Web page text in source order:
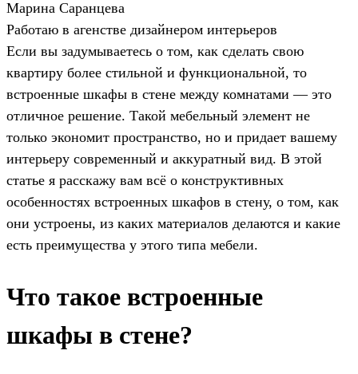
Марина Саранцева
Работаю в агенстве дизайнером интерьеров
Если вы задумываетесь о том, как сделать свою
квартиру более стильной и функциональной, то
встроенные шкафы в стене между комнатами — это
отличное решение. Такой мебельный элемент не
только экономит пространство, но и придает вашему
интерьеру современный и аккуратный вид. В этой
статье я расскажу вам всё о конструктивных
особенностях встроенных шкафов в стену, о том, как
они устроены, из каких материалов делаются и какие
есть преимущества у этого типа мебели.
Что такое встроенные
шкафы в стене?